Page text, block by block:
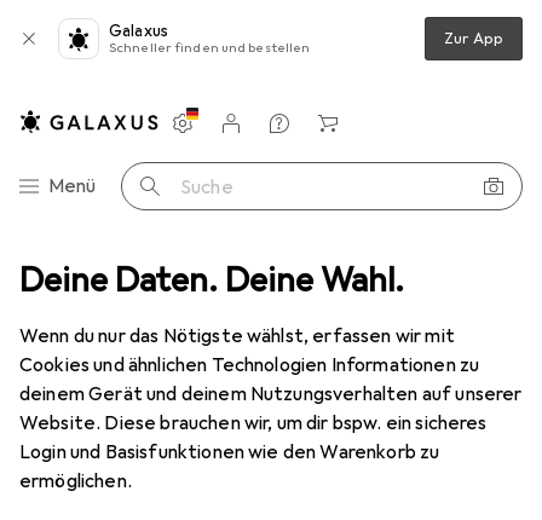
Deine Daten. Deine Wahl.
Wenn du nur das Nötigste wählst, erfassen wir mit
Cookies und ähnlichen Technologien Informationen zu
deinem Gerät und deinem Nutzungsverhalten auf unserer
Website. Diese brauchen wir, um dir bspw. ein sicheres
Login und Basisfunktionen wie den Warenkorb zu
ermöglichen.
Galaxus
Schneller finden und bestellen Zur App
Navigation nach Kategorien
Menü Suche
Einstellungen
Kundenkonto
Vergleichslisten
Merklisten
Warenkorb
Teppich Snapstyle Luxus Hochflor Langflor Teppich Milano
4 Bilder
SnapstyleLuxus Hochflor Langflor
Teppich Milano
EUR
189,90